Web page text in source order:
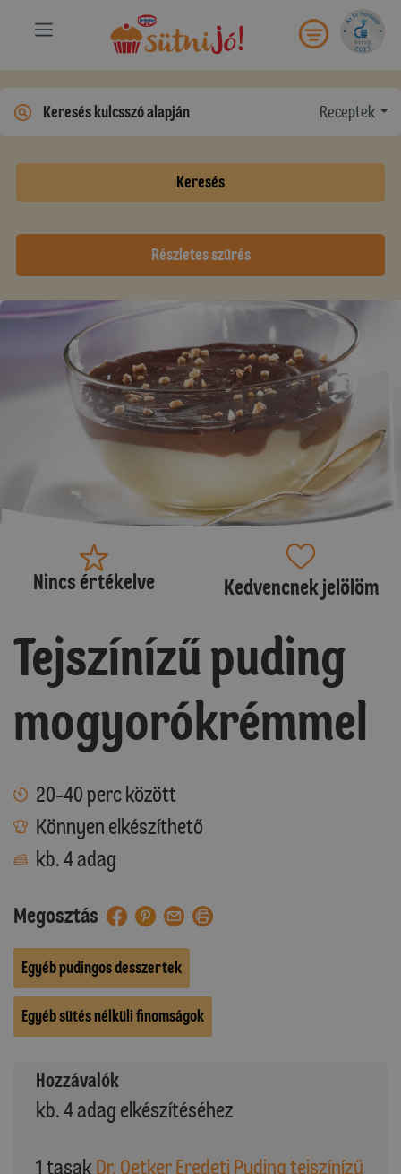
Receptek
Keresés
Részletes szűrés
Nincs értékelve Kedvencnek jelölöm
Tejszínízű puding
mogyorókrémmel
20-40 perc között
Könnyen elkészíthető
kb. 4 adag
Megosztás
Egyéb pudingos desszertek
Egyéb sütés nélküli finomságok
Hozzávalók
kb. 4 adag elkészítéséhez
1 tasak Dr. Oetker Eredeti Puding tejszínízű